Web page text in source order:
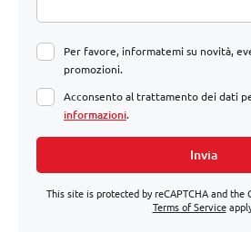
Per favore, informatemi su novità,
promozioni.
Acconsento al trattamento dei dati
informazioni.
Invia
This site is protected by reCAPTCHA and the
Terms of Service